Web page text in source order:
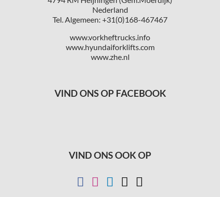
Nederland
Tel. Algemeen: +31(0)168-467467
www.vorkheftrucks.info
www.hyundaiforklifts.com
www.zhe.nl
VIND ONS OP FACEBOOK
VIND ONS OOK OP